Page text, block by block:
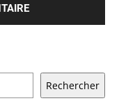
Rechercher